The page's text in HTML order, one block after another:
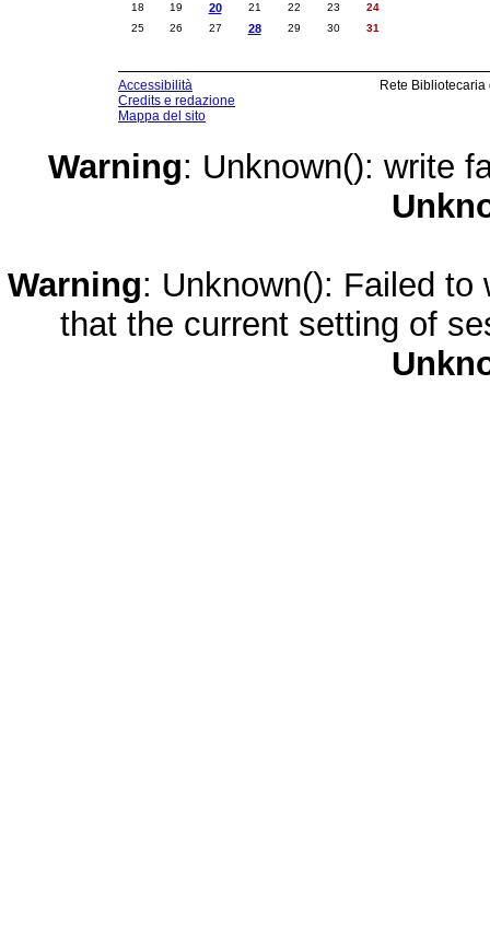
18
19 20 21 22 23
24
25
26 27 28 29 30 31
Accessibilità
Credits e redazione
Mappa del sito
Rete
Warning: Unknown(): write
Warning: Unknown(): Failed
that the current setting of